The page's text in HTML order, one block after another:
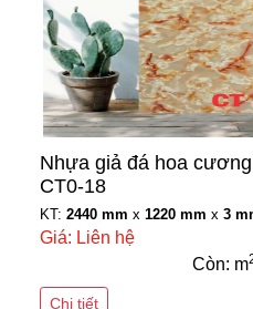
Nhựa giả đá hoa
CT0-18
KT: 2440 mm x 1220 mm x 3
Giá: Liên hệ
Còn: m
Chi tiết